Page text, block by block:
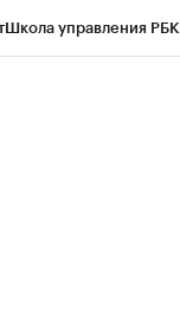
Школа управления РБК